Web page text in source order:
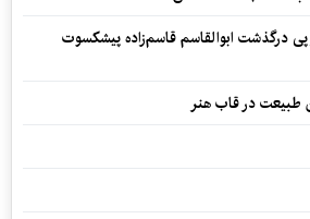
درگذشت ابوالقاسم قاسم‌زاده پیشکسوت
طبیعت در قاب هنر